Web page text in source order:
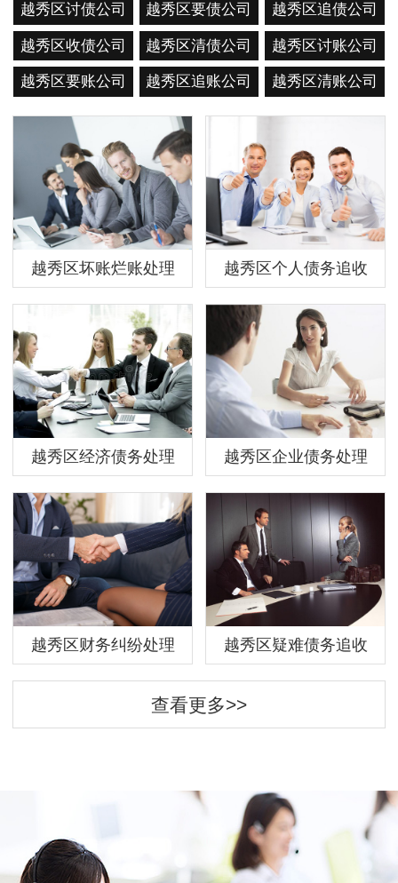
越秀区讨债公司 越秀区要债公司 越秀区追债公司
越秀区收债公司 越秀区清债公司 越秀区讨账公司
越秀区要账公司 越秀区追账公司 越秀区清账公司
越秀区坏账烂账处理 越秀区个人债务追收
越秀区经济债务处理 越秀区企业债务处理
越秀区财务纠纷处理 越秀区疑难债务追收
查看更多>>